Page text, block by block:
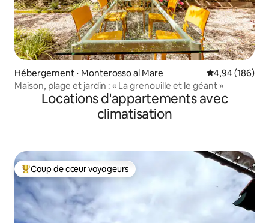
Hébergement ⋅ Monterosso al Mare Évaluation
4,94 (186)
Maison, plage et jardin : « La grenouille et le géant »
Locations d'appartements avec
climatisation
Coups de cœur voyageurs les plus appréciés
Coup de cœur voyageurs